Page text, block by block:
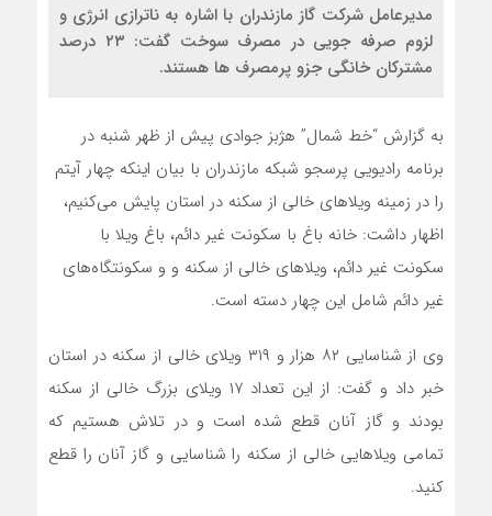
مدیرعامل شرکت گاز مازندران با اشاره به ناترازی انرژی و
لزوم صرفه جویی در مصرف سوخت گفت: ۲۳ درصد
مشترکان خانگی جزو پرمصرف ها هستند.
به گزارش “خط شمال” هژبز جوادی پیش از ظهر شنبه در
برنامه رادیویی پرسجو شبکه مازندران با بیان اینکه چهار آیتم
را در زمینه ویلاهای خالی از سکنه در استان پایش می‌کنیم،
اظهار داشت: خانه باغ با سکونت غیر دائم، باغ ویلا با
سکونت غیر دائم، ویلاهای خالی از سکنه و و سکونتگاه‌های
غیر دائم شامل این چهار دسته است.
وی از شناسایی ۸۲ هزار و ۳۱۹ ویلای خالی از سکنه در استان
خبر داد و گفت: از این تعداد ۱۷ ویلای بزرگ خالی از سکنه
بودند و گاز آنان قطع شده است و در تلاش هستیم که
تمامی ویلاهایی خالی از سکنه را شناسایی و گاز آنان را قطع
کنید.